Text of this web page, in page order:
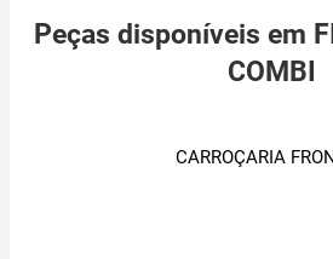
Peças disponíveis em
COMBI
CARROÇARIA